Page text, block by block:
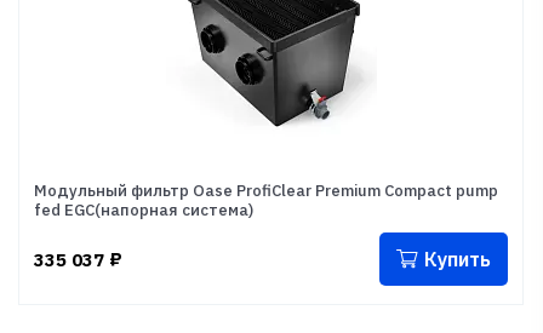
Модульный фильтр Oase ProfiClear Premium Compact pump
fed EGC(напорная система)
335 037 ₽ Купить